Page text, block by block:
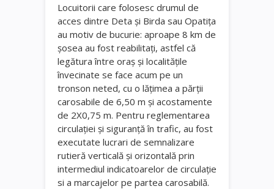
Locuitorii care folosesc drumul de
acces dintre Deta și Birda sau Opatița
au motiv de bucurie: aproape 8 km de
șosea au fost reabilitați, astfel că
legătura între oraș și localitățile
învecinate se face acum pe un
tronson neted, cu o lățimea a părții
carosabile de 6,50 m și acostamente
de 2X0,75 m. Pentru reglementarea
circulației și siguranță în trafic, au fost
executate lucrari de semnalizare
rutieră verticală și orizontală prin
intermediul indicatoarelor de circulație
si a marcajelor pe partea carosabilă.